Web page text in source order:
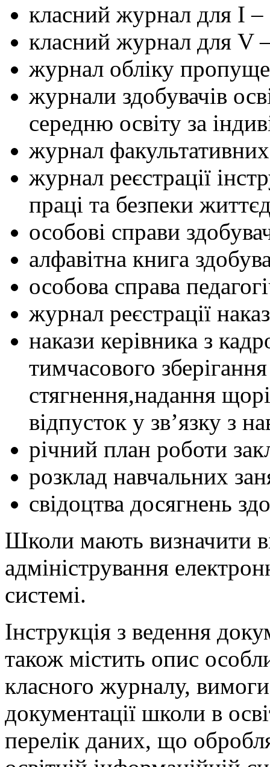
класний журнал для I –
класний журнал для V
журнал обліку
журнали здобувачів
середню освіту за
журнал
журнал реєстрації
праці та безпеки
особові справи
алфавітна книга
особова справа
журнал реєстрації
накази керівника з
тимчасового
стягнення,надання
відпусток у зв’язку з
річний план роботи
розклад навчальних
свідоцтва досягнень
Школи мають визначити
адміністрування
системі.
Інструкція з ведення
також містить опис
класного журналу, вимоги
документації школи в
перелік даних, що